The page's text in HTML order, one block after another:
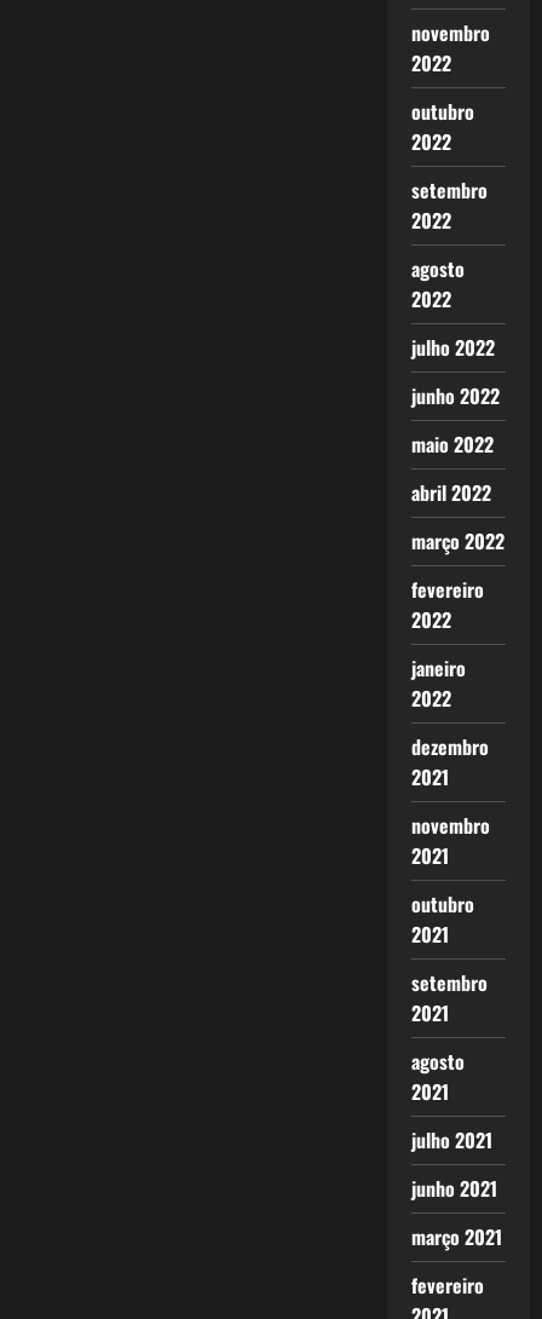
novembro
2022
outubro
2022
setembro
2022
agosto
2022
julho 2022
junho 2022
maio 2022
abril 2022
março 2022
fevereiro
2022
janeiro
2022
dezembro
2021
novembro
2021
outubro
2021
setembro
2021
agosto
2021
julho 2021
junho 2021
março 2021
fevereiro